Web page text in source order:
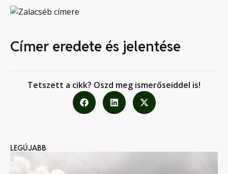
Címer eredete és jelentése
Tetszett a cikk? Oszd meg ismerőseiddel is!
LEGÚJABB